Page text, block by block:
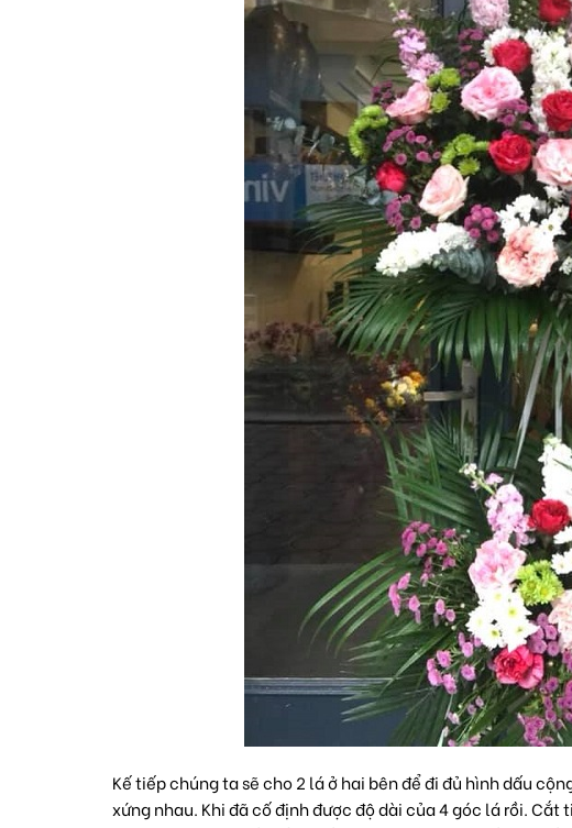
Kế tiếp chúng ta sẽ cho 2 lá ở hai bên để đi đủ hình dấu
xứng nhau. Khi đã cố định được độ dài của 4 góc lá rồi.